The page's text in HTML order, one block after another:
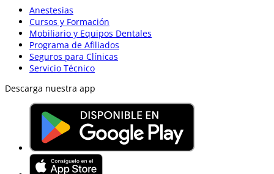
Anestesias
Cursos y Formación
Mobiliario y Equipos Dentales
Programa de Afiliados
Seguros para Clínicas
Servicio Técnico
Descarga nuestra app